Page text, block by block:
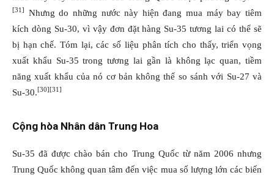
[31]
Nhưng do những nước này hiện đang mua máy bay tiêm
kích dòng Su-30, vì vậy đơn đặt hàng Su-35 tương lai có thể sẽ
bị hạn chế. Tóm lại, các số liệu phân tích cho thấy, triển vọng
xuất khẩu Su-35 trong tương lai gần là không lạc quan, tiềm
năng xuất khẩu của nó cơ bản không thể so sánh với Su-27 và
Su-30.[30] [31]
Cộng hòa Nhân dân Trung Hoa
Su-35 đã được chào bán cho Trung Quốc từ năm 2006 nhưng
Trung Quốc không quan tâm đến việc mua số lượng lớn các biến